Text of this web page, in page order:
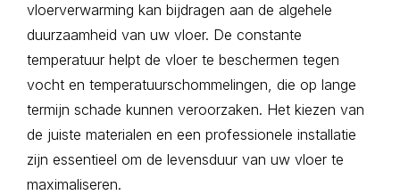
vloerverwarming kan bijdragen aan de algehele
duurzaamheid van uw vloer. De constante
temperatuur helpt de vloer te beschermen tegen
vocht en temperatuurschommelingen, die op lange
termijn schade kunnen veroorzaken. Het kiezen van
de juiste materialen en een professionele installatie
zijn essentieel om de levensduur van uw vloer te
maximaliseren.